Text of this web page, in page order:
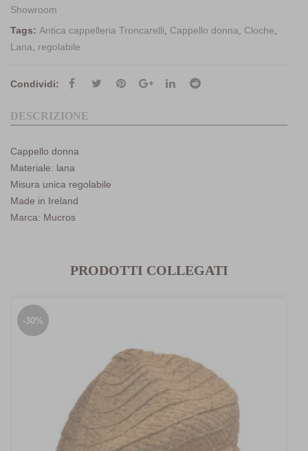
Showroom
Tags: Antica cappelleria Troncarelli, Cappello donna, Cloche,
Lana, regolabile
Condividi:
DESCRIZIONE
Cappello donna
Materiale: lana
Misura unica regolabile
Made in Ireland
Marca: Mucros
PRODOTTI COLLEGATI
-30%